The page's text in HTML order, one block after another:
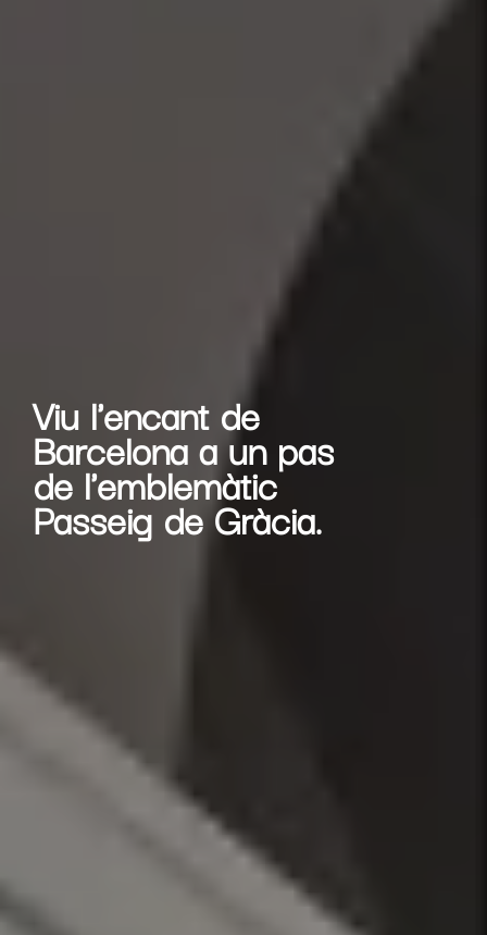
Viu l'encant de
Barcelona a un pas
de l'emblemàtic
Passeig de Gràcia.